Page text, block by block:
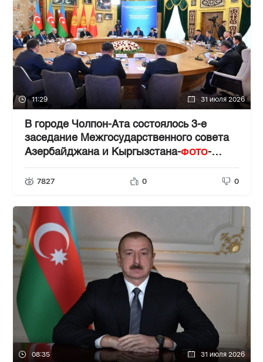
11:29 31 июля 2026
В городе Чолпон-Ата состоялось 3-е
заседание Межгосударственного совета
Азербайджана и Кыргызстана-ФОТО-
ОБНОВЛЕНО
7827 0 0
08:35 31 июля 2026